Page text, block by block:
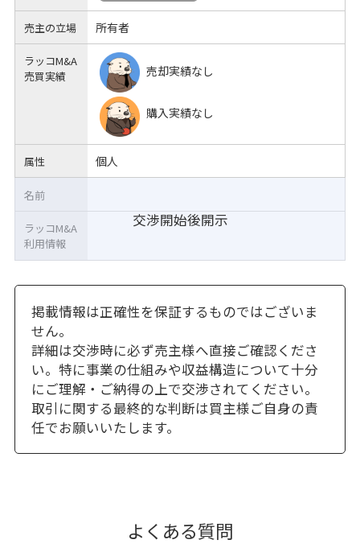
売主の立場 所有者
ラッコM&A
売買実績
売却実績なし
購入実績なし
属性 個人
交渉開始後開示
名前
ラッコM&A
利用情報
掲載情報は正確性を保証するものではございま
せん。
詳細は交渉時に必ず売主様へ直接ご確認くださ
い。特に事業の仕組みや収益構造について十分
にご理解・ご納得の上で交渉されてください。
取引に関する最終的な判断は買主様ご自身の責
任でお願いいたします。
よくある質問